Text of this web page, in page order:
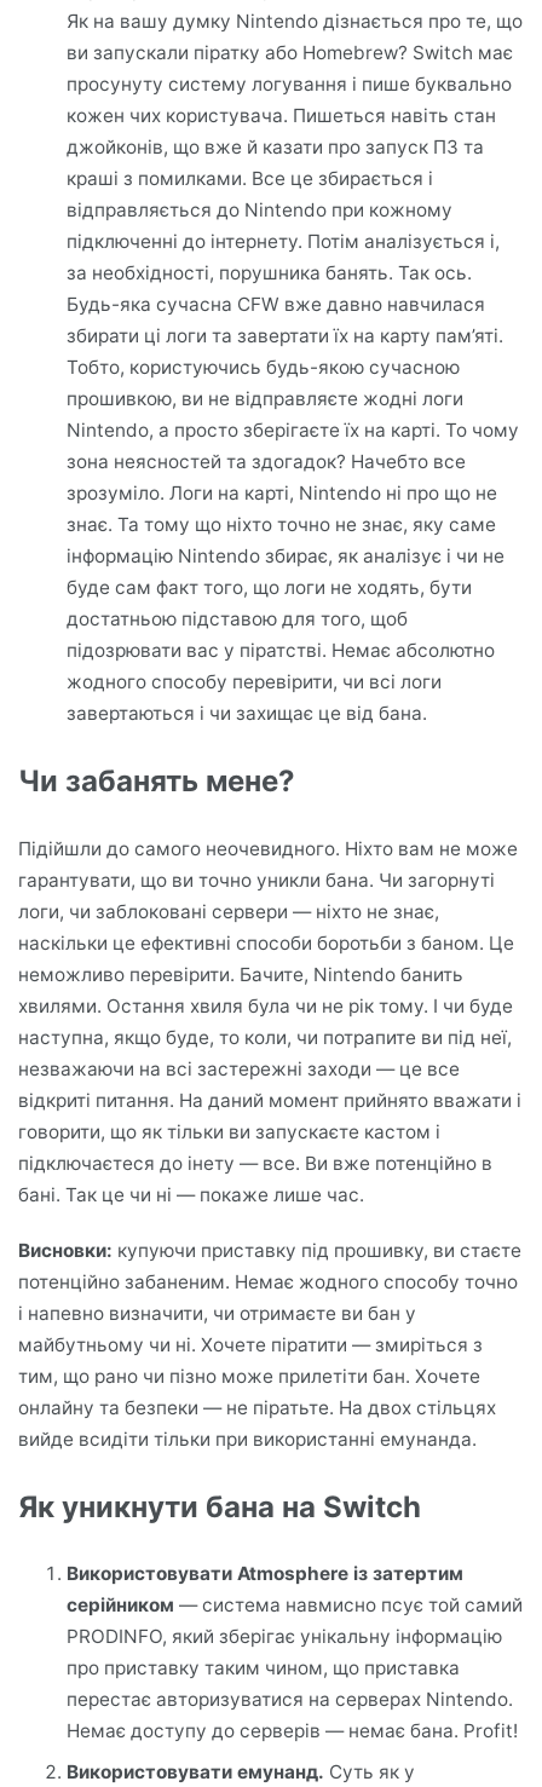
Як на вашу думку Nintendo дізнається про те, що
ви запускали піратку або Homebrew? Switch має
просунуту систему логування і пише буквально
кожен чих користувача. Пишеться навіть стан
джойконів, що вже й казати про запуск ПЗ та
краші з помилками. Все це збирається і
відправляється до Nintendo при кожному
підключенні до інтернету. Потім аналізується і,
за необхідності, порушника банять. Так ось.
Будь-яка сучасна CFW вже давно навчилася
збирати ці логи та завертати їх на карту пам’яті.
Тобто, користуючись будь-якою сучасною
прошивкою, ви не відправляєте жодні логи
Nintendo, а просто зберігаєте їх на карті. То чому
зона неясностей та здогадок? Начебто все
зрозуміло. Логи на карті, Nintendo ні про що не
знає. Та тому що ніхто точно не знає, яку саме
інформацію Nintendo збирає, як аналізує і чи не
буде сам факт того, що логи не ходять, бути
достатньою підставою для того, щоб
підозрювати вас у піратстві. Немає абсолютно
жодного способу перевірити, чи всі логи
завертаються і чи захищає це від бана.
Чи забанять мене?
Підійшли до самого неочевидного. Ніхто вам не може
гарантувати, що ви точно уникли бана. Чи загорнуті
логи, чи заблоковані сервери — ніхто не знає,
наскільки це ефективні способи боротьби з баном. Це
неможливо перевірити. Бачите, Nintendo банить
хвилями. Остання хвиля була чи не рік тому. І чи буде
наступна, якщо буде, то коли, чи потрапите ви під неї,
незважаючи на всі застережні заходи — це все
відкриті питання. На даний момент прийнято вважати і
говорити, що як тільки ви запускаєте кастом і
підключаєтеся до інету — все. Ви вже потенційно в
бані. Так це чи ні — покаже лише час.
Висновки: купуючи приставку під прошивку, ви стаєте
потенційно забаненим. Немає жодного способу точно
і напевно визначити, чи отримаєте ви бан у
майбутньому чи ні. Хочете піратити — змиріться з
тим, що рано чи пізно може прилетіти бан. Хочете
онлайну та безпеки — не піратьте. На двох стільцях
вийде всидіти тільки при використанні емунанда.
Як уникнути бана на Switch
Використовувати Atmosphere із затертим
серійником — система навмисно псує той самий
PRODINFO, який зберігає унікальну інформацію
про приставку таким чином, що приставка
перестає авторизуватися на серверах Nintendo.
Немає доступу до серверів — немає бана. Profit!
Використовувати емунанд. Суть як у